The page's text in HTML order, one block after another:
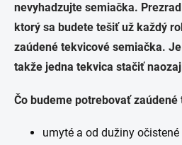
nevyhadzujte semiačka.
ktorý sa budete tešiť už každý
zaúdené tekvicové semiačka.
takže jedna tekvica stačiť
Čo budeme potrebovať
umyté a od dužiny